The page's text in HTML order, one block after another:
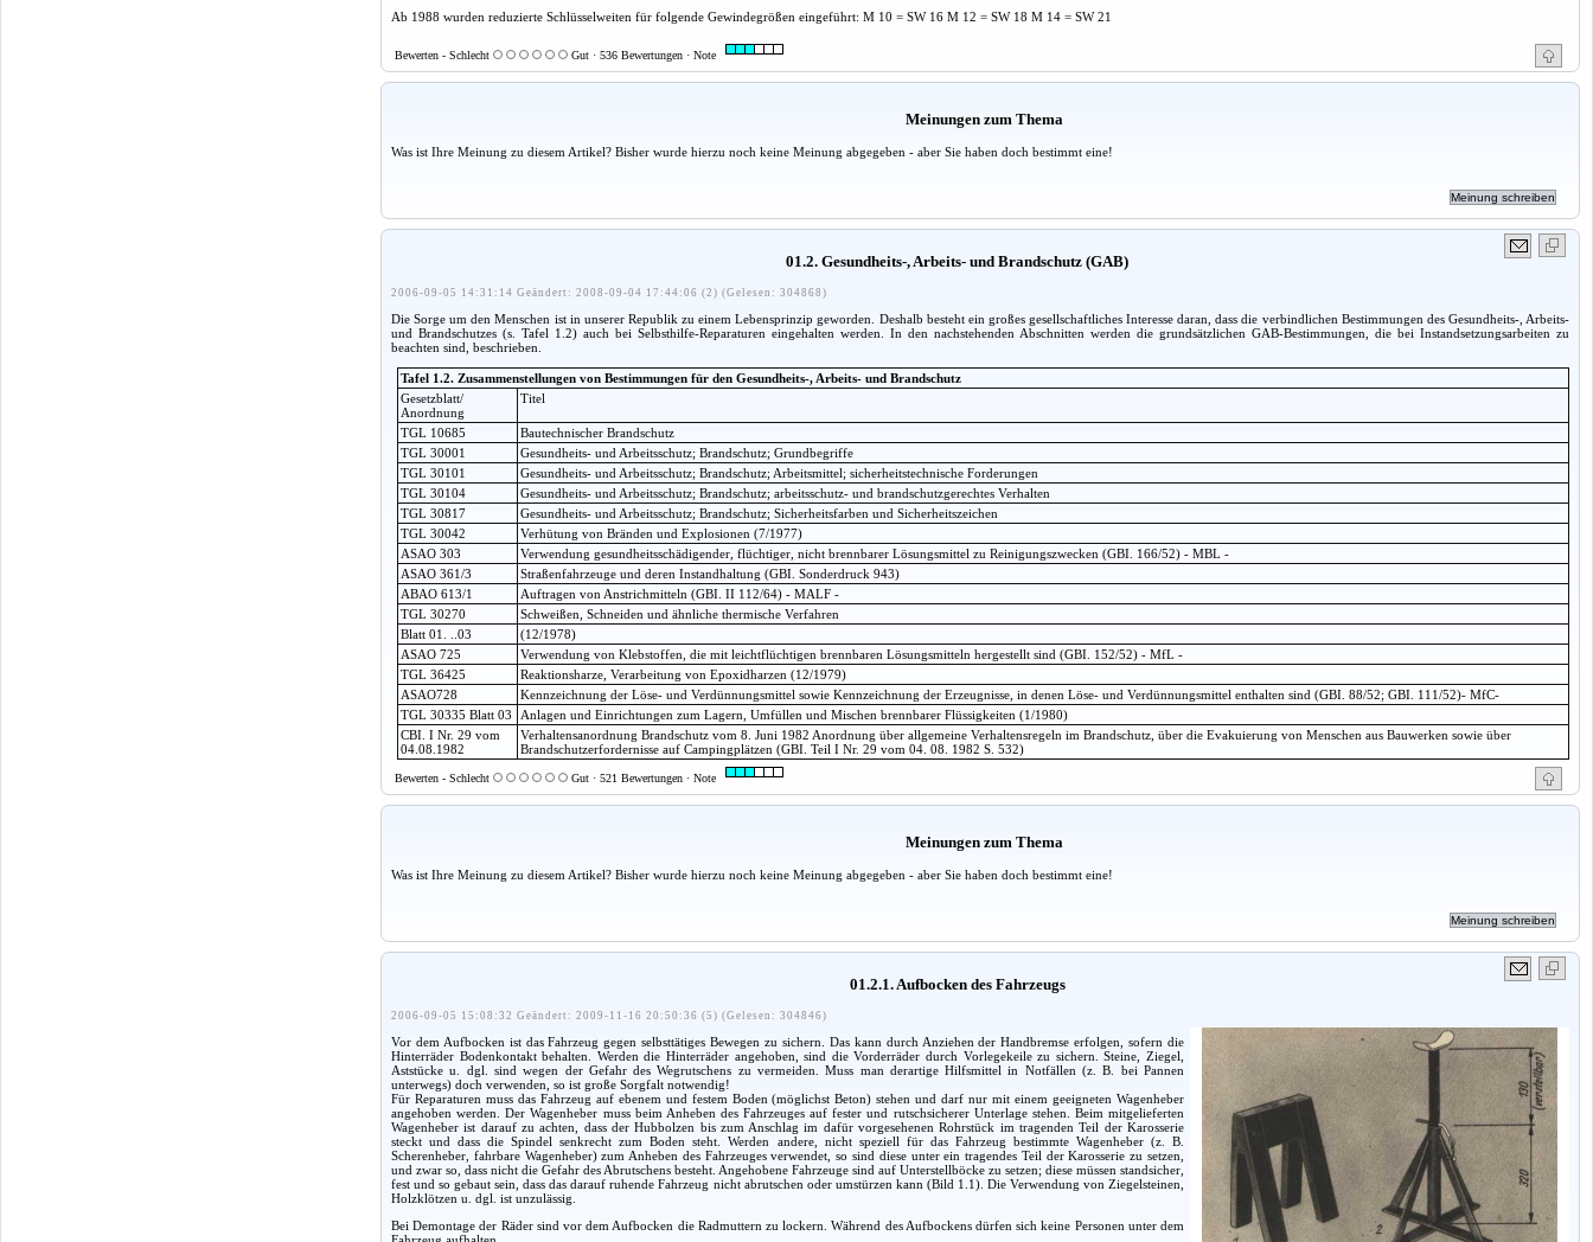
Ab 1988 wurden reduzierte Schlüsselweiten für folgende Gewindegrößen eingeführt: M 10 = SW 16 M 12 = SW 18 M 14 = SW 21
Bewerten - Schlecht Gut · 536 Bewertungen · Note
Meinungen zum Thema
Was ist Ihre Meinung zu diesem Artikel? Bisher wurde hierzu noch keine Meinung abgegeben - aber Sie haben doch bestimmt eine!
01.2. Gesundheits-, Arbeits- und Brandschutz (GAB)
2006-09-05 14:31:14 Geändert: 2008-09-04 17:44:06 (2) (Gelesen: 304868)
Die Sorge um den Menschen ist in unserer Republik zu einem Lebensprinzip geworden. Deshalb besteht ein großes gesellschaftliches Interesse daran, dass die verbindlichen Bestimmungen des Gesundheits-, Arbeits-
und Brandschutzes (s. Tafel 1.2) auch bei Selbsthilfe-Reparaturen eingehalten werden. In den nachstehenden Abschnitten werden die grundsätzlichen GAB-Bestimmungen, die bei Instandsetzungsarbeiten zu
beachten sind, beschrieben.
Tafel 1.2. Zusammenstellungen von Bestimmungen für den Gesundheits-, Arbeits- und Brandschutz
Gesetzblatt/
Anordnung
Titel
TGL 10685
Bautechnischer Brandschutz
TGL 30001
Gesundheits- und Arbeitsschutz; Brandschutz; Grundbegriffe
TGL 30101
Gesundheits- und Arbeitsschutz; Brandschutz; Arbeitsmittel; sicherheitstechnische Forderungen
TGL 30104
Gesundheits- und Arbeitsschutz; Brandschutz; arbeitsschutz- und brandschutzgerechtes Verhalten
TGL 30817
Gesundheits- und Arbeitsschutz; Brandschutz; Sicherheitsfarben und Sicherheitszeichen
TGL 30042
Verhütung von Bränden und Explosionen (7/1977)
ASAO 303
Verwendung gesundheitsschädigender, flüchtiger, nicht brennbarer Lösungsmittel zu Reinigungszwecken (GBI. 166/52) - MBL -
ASAO 361/3
Straßenfahrzeuge und deren Instandhaltung (GBI. Sonderdruck 943)
ABAO 613/1
Auftragen von Anstrichmitteln (GBI. II 112/64) - MALF -
TGL 30270
Schweißen, Schneiden und ähnliche thermische Verfahren
Blatt 01. ..03
(12/1978)
ASAO 725
Verwendung von Klebstoffen, die mit leichtflüchtigen brennbaren Lösungsmitteln hergestellt sind (GBI. 152/52) - MfL -
TGL 36425
Reaktionsharze, Verarbeitung von Epoxidharzen (12/1979)
ASAO728
Kennzeichnung der Löse- und Verdünnungsmittel sowie Kennzeichnung der Erzeugnisse, in denen Löse- und Verdünnungsmittel enthalten sind (GBI. 88/52; GBI. 111/52)- MfC-
TGL 30335 Blatt 03
Anlagen und Einrichtungen zum Lagern, Umfüllen und Mischen brennbarer Flüssigkeiten (1/1980)
CBI. I Nr. 29 vom
04.08.1982
Verhaltensanordnung Brandschutz vom 8. Juni 1982 Anordnung über allgemeine Verhaltensregeln im Brandschutz, über die Evakuierung von Menschen aus Bauwerken sowie über
Brandschutzerfordernisse auf Campingplätzen (GBI. Teil I Nr. 29 vom 04. 08. 1982 S. 532)
Bewerten - Schlecht Gut · 521 Bewertungen · Note
Meinungen zum Thema
Was ist Ihre Meinung zu diesem Artikel? Bisher wurde hierzu noch keine Meinung abgegeben - aber Sie haben doch bestimmt eine!
01.2.1. Aufbocken des Fahrzeugs
2006-09-05 15:08:32 Geändert: 2009-11-16 20:50:36 (5) (Gelesen: 304846)
Vor dem Aufbocken ist das Fahrzeug gegen selbsttätiges Bewegen zu sichern. Das kann durch Anziehen der Handbremse erfolgen, sofern die
Hinterräder Bodenkontakt behalten. Werden die Hinterräder angehoben, sind die Vorderräder durch Vorlegekeile zu sichern. Steine, Ziegel,
Aststücke u. dgl. sind wegen der Gefahr des Wegrutschens zu vermeiden. Muss man derartige Hilfsmittel in Notfällen (z. B. bei Pannen
unterwegs) doch verwenden, so ist große Sorgfalt notwendig!
Für Reparaturen muss das Fahrzeug auf ebenem und festem Boden (möglichst Beton) stehen und darf nur mit einem geeigneten Wagenheber
angehoben werden. Der Wagenheber muss beim Anheben des Fahrzeuges auf fester und rutschsicherer Unterlage stehen. Beim mitgelieferten
Wagenheber ist darauf zu achten, dass der Hubbolzen bis zum Anschlag im dafür vorgesehenen Rohrstück im tragenden Teil der Karosserie
steckt und dass die Spindel senkrecht zum Boden steht. Werden andere, nicht speziell für das Fahrzeug bestimmte Wagenheber (z. B.
Scherenheber, fahrbare Wagenheber) zum Anheben des Fahrzeuges verwendet, so sind diese unter ein tragendes Teil der Karosserie zu setzen,
und zwar so, dass nicht die Gefahr des Abrutschens besteht. Angehobene Fahrzeuge sind auf Unterstellböcke zu setzen; diese müssen standsicher,
fest und so gebaut sein, dass das darauf ruhende Fahrzeug nicht abrutschen oder umstürzen kann (Bild 1.1). Die Verwendung von Ziegelsteinen,
Holzklötzen u. dgl. ist unzulässig.
Bei Demontage der Räder sind vor dem Aufbocken die Radmuttern zu lockern. Während des Aufbockens dürfen sich keine Personen unter dem